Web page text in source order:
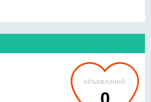
объявлений: